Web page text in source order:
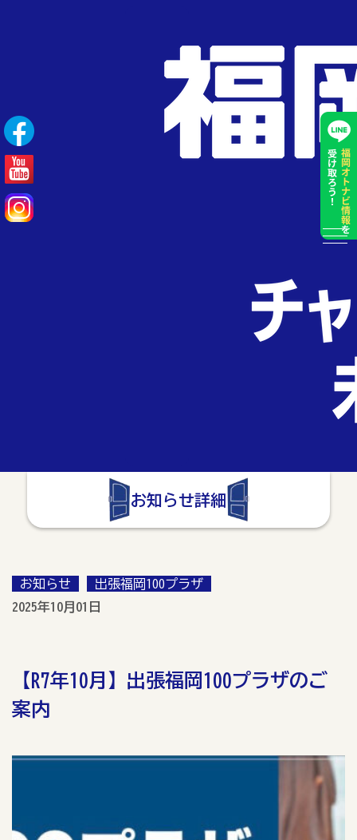
お知らせ詳細
お知らせ
出張福岡100プラザ
2025年10月01日
【R7年10月】出張福岡100プラザのご
案内